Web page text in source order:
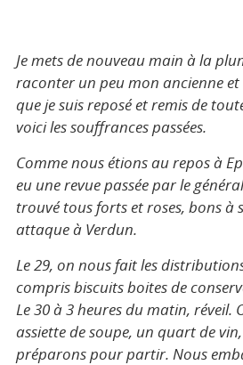
Je mets de nouveau main à la
raconter un peu mon ancienne et
que je suis reposé et remis de
voici les souffrances passées.
Comme nous étions au repos à
eu une revue passée par le
trouvé tous forts et roses, bons à
attaque à Verdun.
Le 29, on nous fait les
compris biscuits boites de
Le 30 à 3 heures du matin, réveil.
assiette de soupe, un quart de
préparons pour partir. Nous